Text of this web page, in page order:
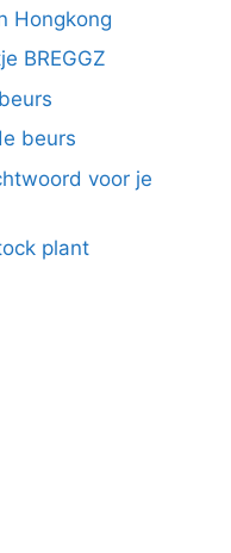
Hongkong
BREGGZ
beurs
voor je
plant